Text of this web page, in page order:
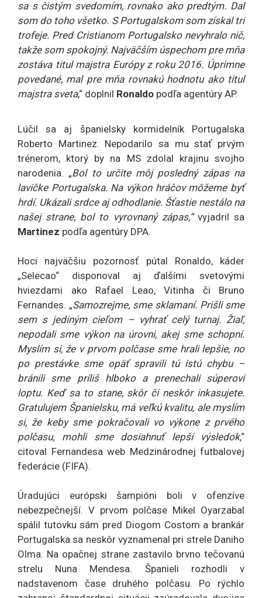
sa s čistým svedomím, rovnako ako predtým. Dal
som do toho všetko. S Portugalskom som získal tri
trofeje. Pred Cristianom Portugalsko nevyhralo nič,
takže som spokojný. Najväčším úspechom pre mňa
zostáva titul majstra Európy z roku 2016. Úprimne
povedané, mal pre mňa rovnakú hodnotu ako titul
majstra sveta,“ doplnil Ronaldo podľa agentúry AP.
Lúčil sa aj španielsky kormidelník Portugalska
Roberto Martinez. Nepodarilo sa mu stať prvým
trénerom, ktorý by na MS zdolal krajinu svojho
narodenia. „Bol to určite môj posledný zápas na
lavičke Portugalska. Na výkon hráčov môžeme byť
hrdí. Ukázali srdce aj odhodlanie. Šťastie nestálo na
našej strane, bol to vyrovnaný zápas,“vyjadril sa
Martinez podľa agentúry DPA.
Hoci najväčšiu pozornosť pútal Ronaldo, káder
„Selecao“ disponoval aj ďalšími svetovými
hviezdami ako Rafael Leao, Vitinha či Bruno
Fernandes. „Samozrejme, sme sklamaní. Prišli sme
sem s jediným cieľom – vyhrať celý turnaj. Žiaľ,
nepodali sme výkon na úrovni, akej sme schopní.
Myslím si, že v prvom polčase sme hrali lepšie, no
po prestávke sme opäť spravili tú istú chybu –
bránili sme príliš hlboko a prenechali súperovi
loptu. Keď sa to stane, skôr či neskôr inkasujete.
Gratulujem Španielsku, má veľkú kvalitu, ale myslím
si, že keby sme pokračovali vo výkone z prvého
polčasu, mohli sme dosiahnuť lepší výsledok,“
citoval Fernandesa web Medzinárodnej futbalovej
federácie (FIFA).
Úradujúci európski šampióni boli v ofenzíve
nebezpečnejší. V prvom polčase Mikel Oyarzabal
spálil tutovku sám pred Diogom Costom a brankár
Portugalska sa neskôr vyznamenal pri strele Daniho
Olma. Na opačnej strane zastavilo brvno tečovanú
strelu Nuna Mendesa. Španieli rozhodli v
nadstavenom čase druhého polčasu. Po rýchlo